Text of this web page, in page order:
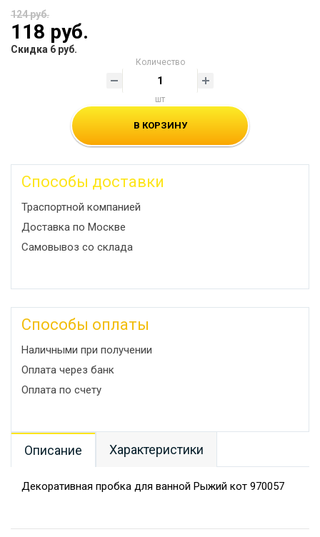
124 руб.
118 руб.
Скидка 6 руб.
Количество
шт
В КОРЗИНУ
Способы доставки
Траспортной компанией
Доставка по Москве
Самовывоз со склада
Способы оплаты
Наличными при получении
Оплата через банк
Оплата по счету
Описание Характеристики
Декоративная пробка для ванной Рыжий кот 970057